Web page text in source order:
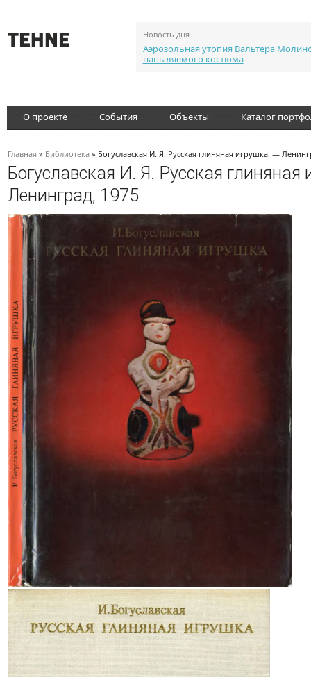
Новость дня
Аэрозольная утопия Вальтера
напыляемого костюма
О проекте События Объекты Каталог
Главная » Библиотека » Богуславская И. Я. Русская глиняная игрушка. —
Богуславская И. Я. Русская глиняная
Ленинград, 1975